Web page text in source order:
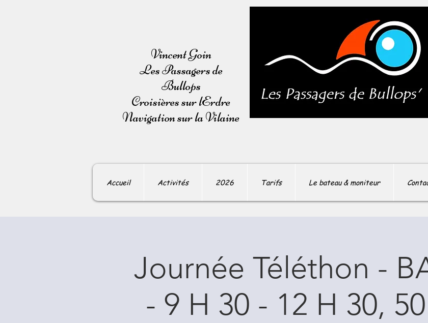
Vincent Goin
Les Passagers de
Bullops
Croisières sur lErdre
Navigation sur la Vilaine
Journée Téléthon -
- 9 H 30 - 12 H 30,
Accueil Activités 2026 Tarifs Le bateau & moniteur